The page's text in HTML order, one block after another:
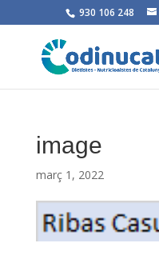
930 106 248
image
març 1, 2022